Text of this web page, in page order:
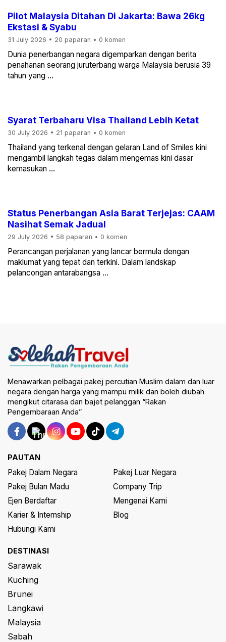
Pilot Malaysia Ditahan Di Jakarta: Bawa 26kg
Ekstasi & Syabu
31 July 2026 • 20 paparan • 0 komen
Dunia penerbangan negara digemparkan dengan berita
penahanan seorang juruterbang warga Malaysia berusia 39
tahun yang ...
Syarat Terbaharu Visa Thailand Lebih Ketat
30 July 2026 • 21 paparan • 0 komen
Thailand yang terkenal dengan gelaran Land of Smiles kini
mengambil langkah tegas dalam mengemas kini dasar
kemasukan ...
Status Penerbangan Asia Barat Terjejas: CAAM
Nasihat Semak Jadual
29 July 2026 • 58 paparan • 0 komen
Perancangan perjalanan yang lancar bermula dengan
maklumat yang tepat dan terkini. Dalam landskap
pelancongan antarabangsa ...
Menawarkan pelbagai pakej percutian Muslim dalam dan luar
negara dengan harga yang mampu milik dan boleh diubah
mengikut citarasa dan bajet pelanggan “Rakan
Pengembaraan Anda”
PAUTAN
Pakej Dalam Negara
Pakej Luar Negara
Pakej Bulan Madu
Company Trip
Ejen Berdaftar
Mengenai Kami
Karier & Internship
Blog
Hubungi Kami
DESTINASI
Sarawak
Kuching
Brunei
Langkawi
Malaysia
Sabah